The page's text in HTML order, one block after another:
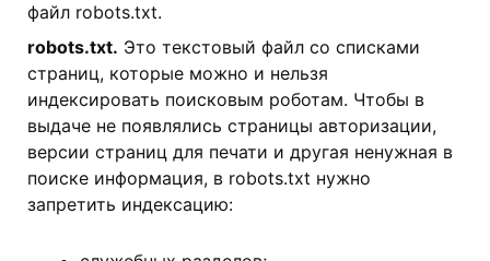
файл robots.txt.
robots.txt. Это текстовый файл со списками
страниц, которые можно и нельзя
индексировать поисковым роботам. Чтобы в
выдаче не появлялись страницы авторизации,
версии страниц для печати и другая ненужная в
поиске информация, в robots.txt нужно
запретить индексацию: